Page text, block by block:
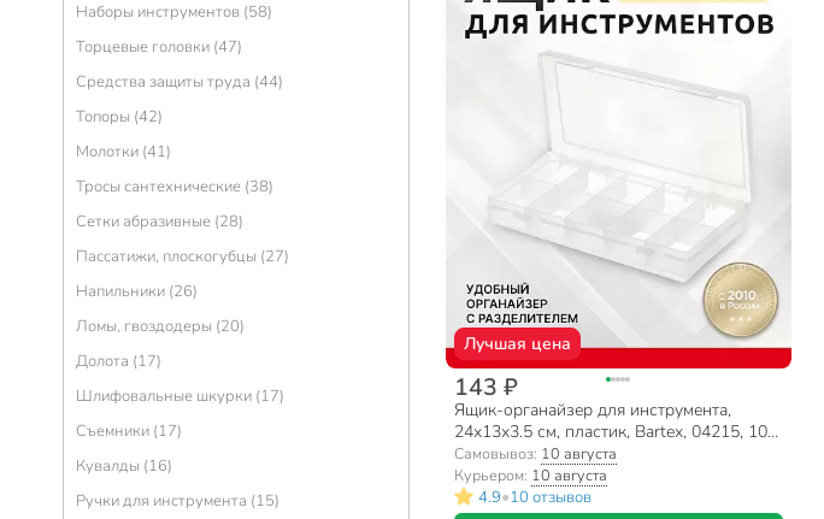
Наборы инструментов (58)
Торцевые головки (47)
Средства защиты труда (44)
Топоры (42)
Молотки (41)
Тросы сантехнические (38)
Сетки абразивные (28)
Пассатижи, плоскогубцы (27)
Напильники (26)
Ломы, гвоздодеры (20)
Долота (17)
Шлифовальные шкурки (17)
Съемники (17)
Кувалды (16)
Ручки для инструмента (15)
Лучшая цена
143 ₽
Ящик-органайзер для инструмента,
24х13х3.5 см, пластик, Bartex, 04215, 10
ячеек, 2780355066
Самовывоз: 10 августа
Курьером: 10 августа
4.9•10 отзывов